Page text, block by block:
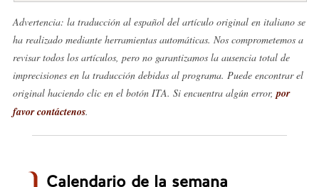
Advertencia: la traducción al español del artículo original en italiano se
ha realizado mediante herramientas automáticas. Nos comprometemos a
revisar todos los artículos, pero no garantizamos la ausencia total de
imprecisiones en la traducción debidas al programa. Puede encontrar el
original haciendo clic en el botón ITA. Si encuentra algún error, por
favor contáctenos.
Calendario de la semana